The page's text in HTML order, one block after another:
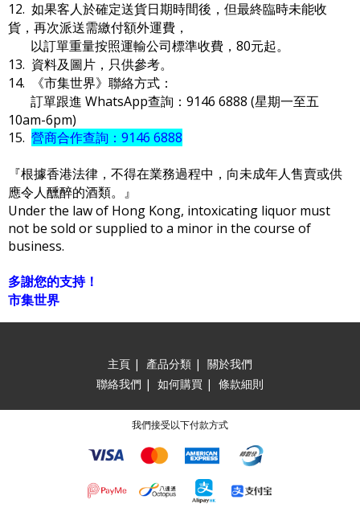
12. 如果客人於確定送貨日期時間後，但最終臨時未能收
貨，再次派送需繳付額外運費，
以訂單重量按照運輸公司標準收費，80元起。
13. 資料及圖片，只供參考。
14. 《市集世界》聯絡方式：
訂單跟進 WhatsApp查詢：9146 6888 (星期一至五
10am-6pm)
15. 營商合作查詢：9146 6888
『根據香港法律，不得在業務過程中，向未成年人售賣或供
應令人醺醉的酒類。』
Under the law of Hong Kong, intoxicating liquor must
not be sold or supplied to a minor in the course of
business.
多謝您的支持！
市集世界
主頁 | 產品分類 | 關於我們
聯絡我們 | 如何購買 | 條款細則
我們接受以下付款方式